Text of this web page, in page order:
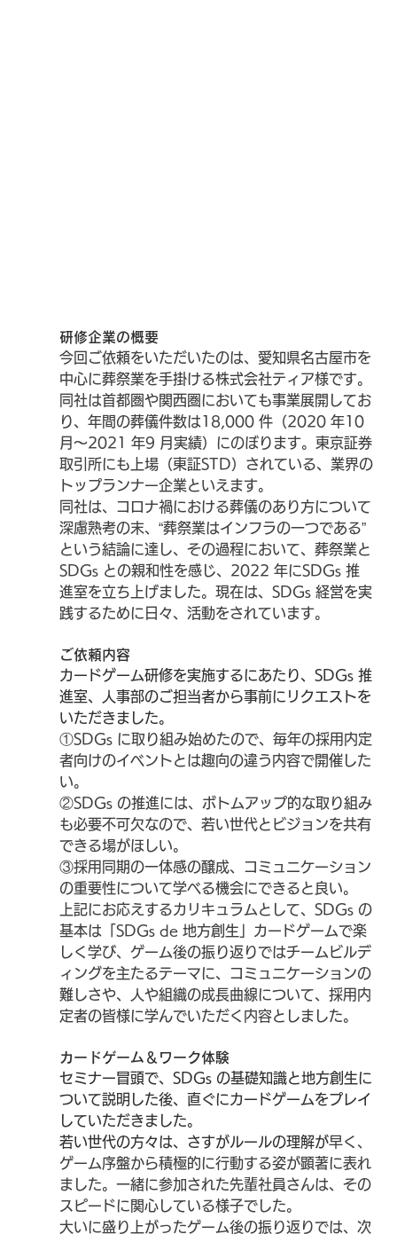
研修企業の概要
今回ご依頼をいただいたのは、愛知県名古屋市を
中心に葬祭業を手掛ける株式会社ティア様です。
同社は首都圏や関西圏においても事業展開してお
り、年間の葬儀件数は18,000 件（2020 年10
月～2021 年9 月実績）にのぼります。東京証券
取引所にも上場（東証STD）されている、業界の
トップランナー企業といえます。
同社は、コロナ禍における葬儀のあり方について
深慮熟考の末、“葬祭業はインフラの一つである”
という結論に達し、その過程において、葬祭業と
SDGs との親和性を感じ、2022 年にSDGs 推
進室を立ち上げました。現在は、SDGs 経営を実
践するために日々、活動をされています。
ご依頼内容
カードゲーム研修を実施するにあたり、SDGs 推
進室、人事部のご担当者から事前にリクエストを
いただきました。
①SDGs に取り組み始めたので、毎年の採用内定
者向けのイベントとは趣向の違う内容で開催した
い。
②SDGs の推進には、ボトムアップ的な取り組み
も必要不可欠なので、若い世代とビジョンを共有
できる場がほしい。
③採用同期の一体感の醸成、コミュニケーション
の重要性について学べる機会にできると良い。
上記にお応えするカリキュラムとして、SDGs の
基本は「SDGs de 地方創生」カードゲームで楽
しく学び、ゲーム後の振り返りではチームビルデ
ィングを主たるテーマに、コミュニケーションの
難しさや、人や組織の成長曲線について、採用内
定者の皆様に学んでいただく内容としました。
カードゲーム＆ワーク体験
セミナー冒頭で、SDGs の基礎知識と地方創生に
ついて説明した後、直ぐにカードゲームをプレイ
していただきました。
若い世代の方々は、さすがルールの理解が早く、
ゲーム序盤から積極的に行動する姿が顕著に表れ
ました。一緒に参加された先輩社員さんは、その
スピードに関心している様子でした。
大いに盛り上がったゲーム後の振り返りでは、次